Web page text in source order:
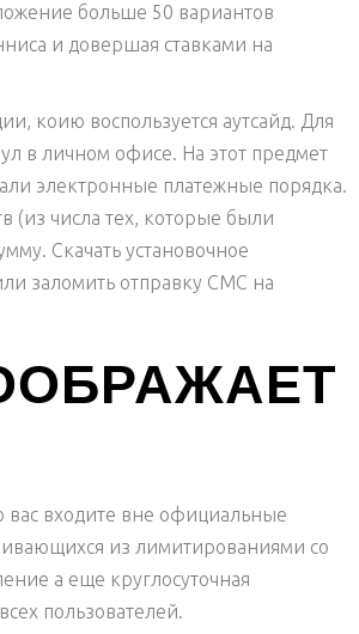
больше 50 вариантов
и довершая ставками на
коию воспользуется аутсайд. Для
в личном офисе. На этот предмет
электронные платежные порядка.
(из числа тех, которые были
Скачать установочное
заломить отправку СМС на
вас входите вне официальные
из лимитированиями со
а еще круглосуточная
пользователей.